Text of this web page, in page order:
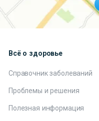
Всё о здоровье
Справочник заболеваний
Проблемы и решения
Полезная информация